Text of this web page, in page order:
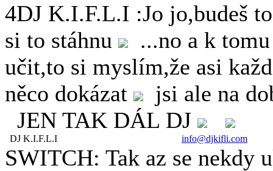
4DJ K.I.F.L.I :Jo jo,budeš
si to stáhnu
...no a k
učit,to si myslím,že asi
něco dokázat
jsi ale na
JEN TAK DÁL DJ
DJ K.I.F.L.I info@djkifli.com
SWITCH: Tak az se nekdy